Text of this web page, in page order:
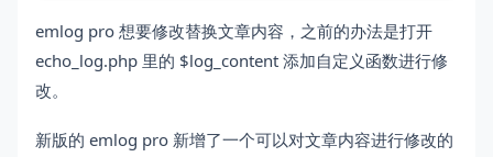
emlog pro 想要修改替换文章内容，之前的办法是打开
echo_log.php 里的 $log_content 添加自定义函数进行修
改。
新版的 emlog pro 新增了一个可以对文章内容进行修改的